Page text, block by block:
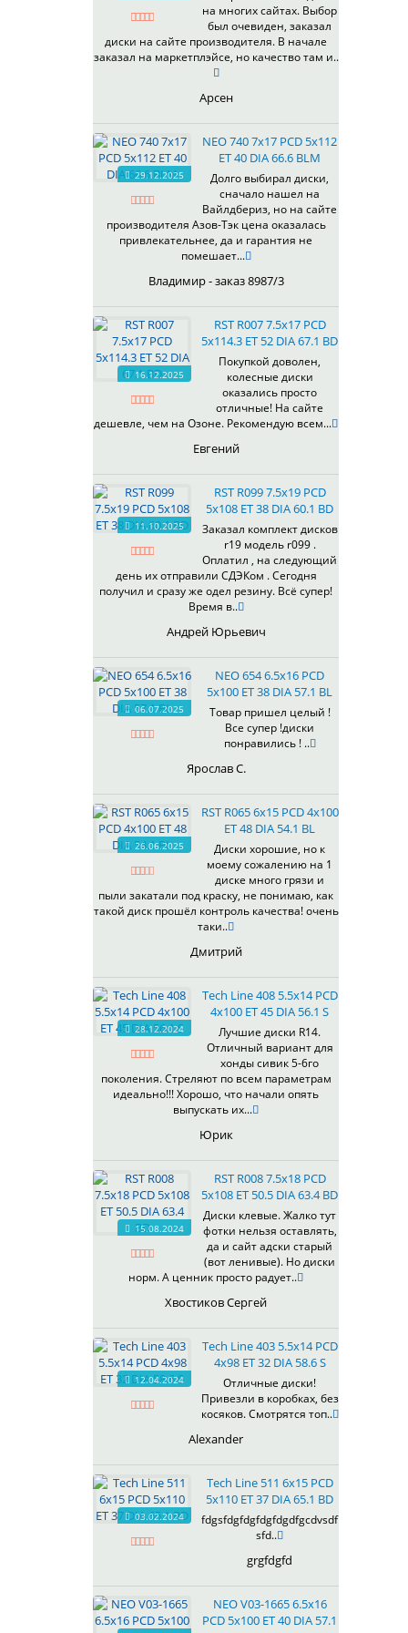
337
401
408
410
411
414
417
423
426
428
429
430
433
438
503
505
508
511
528
529
530
531
535
536
537
538
539
540
541
545
546
547
548
573
574
575
602
604
607
614
622
624
625
626
628
629
633
634
635
641
67,1
70,1
72,6
73,1
74,1
75.1
78.1
98
98,1
MG
MGM
OrD
SL
W
WB
WD
на многих сайтах. Выбор
был очевиден, заказал
диски на сайте производителя. В начале
заказал на маркетплэйсе, но качество там и..
Арсен
29.12.2025
NEO 740 7x17 PCD 5x112
ET 40 DIA 66.6 BLM
Долго выбирал диски,
сначало нашел на
Вайлдбериз, но на сайте
производителя Азов-Тэк цена оказалась
привлекательнее, да и гарантия не
помешает...
Владимир - заказ 8987/3
16.12.2025
RST R007 7.5x17 PCD
5x114.3 ET 52 DIA 67.1 BD
Покупкой доволен,
колесные диски
оказались просто
отличные! На сайте
дешевле, чем на Озоне. Рекомендую всем...
Евгений
11.10.2025
RST R099 7.5x19 PCD
5x108 ET 38 DIA 60.1 BD
Заказал комплект дисков
r19 модель r099 .
Оплатил , на следующий
день их отправили СДЭКом . Сегодня
получил и сразу же одел резину. Всё супер!
Время в..
Андрей Юрьевич
06.07.2025
NEO 654 6.5x16 PCD
5x100 ET 38 DIA 57.1 BL
Товар пришел целый !
Все супер !диски
понравились ! ..
Ярослав С.
26.06.2025
RST R065 6x15 PCD 4x100
ET 48 DIA 54.1 BL
Диски хорошие, но к
моему сожалению на 1
диске много грязи и
пыли закатали под краску, не понимаю, как
такой диск прошёл контроль качества! очень
таки..
Дмитрий
28.12.2024
Tech Line 408 5.5x14 PCD
4x100 ET 45 DIA 56.1 S
Лучшие диски R14.
Отличный вариант для
хонды сивик 5-6го
поколения. Стреляют по всем параметрам
идеально!!! Хорошо, что начали опять
выпускать их...
Юрик
15.08.2024
RST R008 7.5x18 PCD
5x108 ET 50.5 DIA 63.4 BD
Диски клевые. Жалко тут
фотки нельзя оставлять,
да и сайт адски старый
(вот ленивые). Но диски
норм. А ценник просто радует..
Хвостиков Сергей
12.04.2024
Tech Line 403 5.5x14 PCD
4x98 ET 32 DIA 58.6 S
Отличные диски!
Привезли в коробках, без
косяков. Смотрятся топ..
Alexander
03.02.2024
Tech Line 511 6x15 PCD
5x110 ET 37 DIA 65.1 BD
fdgsfdgfdgfdgfdgdfgcdvsdf
sfd..
grgfdgfd
NEO V03-1665 6.5x16
PCD 5x100 ET 40 DIA 57.1